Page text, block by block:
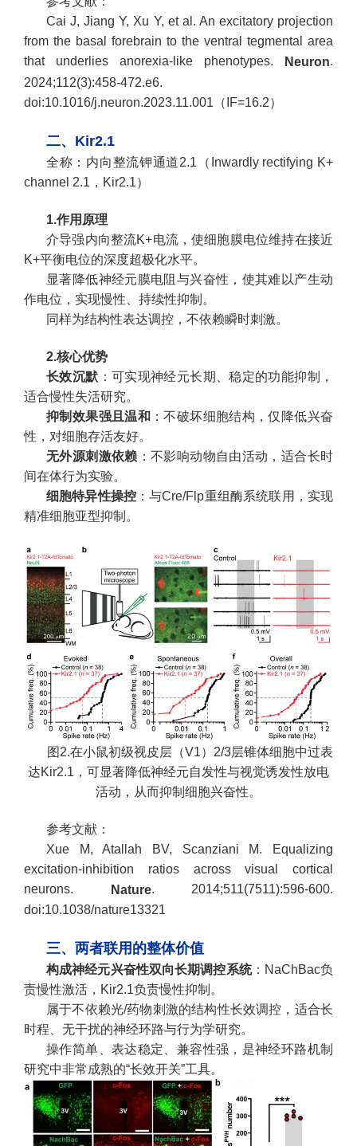
Cai J, Jiang Y, Xu Y, et al. An excitatory projection
from the basal forebrain to the ventral tegmental area
that underlies anorexia-like phenotypes.
Neuron.
2024;112(3):458-472.e6.
doi:10.1016/j.neuron.2023.11.001（IF=16.2）
二、Kir2.1
全称：内向整流钾通道2.1（Inwardly rectifying K+
channel 2.1，Kir2.1）
1.作用原理
介导强内向整流K+电流，使细胞膜电位维持在接近
K+平衡电位的深度超极化水平。
显著降低神经元膜电阻与兴奋性，使其难以产生动
作电位，实现慢性、持续性抑制。
同样为结构性表达调控，不依赖瞬时刺激。
2.核心优势
长效沉默 ：可实现神经元长期、稳定的功能抑制，
适合慢性失活研究。
抑制效果强且温和 ：不破坏细胞结构，仅降低兴奋
性，对细胞存活友好。
无外源刺激依赖 ：不影响动物自由活动，适合长时
间在体行为实验。
细胞特异性操控 ：与Cre/Flp重组酶系统联用，实现
精准细胞亚型抑制。
图2.在小鼠初级视皮层（V1）2/3层锥体细胞中过表
达Kir2.1，可显著降低神经元自发性与视觉诱发性放电
活动，从而抑制细胞兴奋性。
参考文献：
Xue M, Atallah BV, Scanziani M. Equalizing
excitation-inhibition ratios across visual cortical
neurons.
Nature. 2014;511(7511):596-600.
doi:10.1038/nature13321
三、两者联用的整体价值
构成神经元兴奋性双向长期调控系统：NaChBac负
责慢性激活，Kir2.1负责慢性抑制。
属于不依赖光/药物刺激的结构性长效调控，适合长
时程、无干扰的神经环路与行为学研究。
操作简单、表达稳定、兼容性强，是神经环路机制
研究中非常成熟的“长效开关”工具。